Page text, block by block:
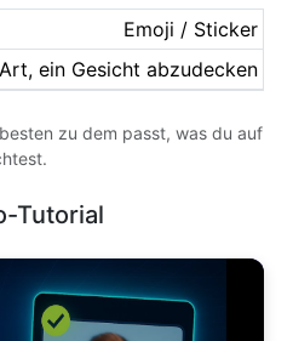
Emoji / Sticker
ein Gesicht abzudecken
zu dem passt, was du auf
Tutorial